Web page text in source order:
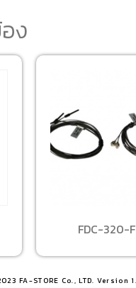
ง
FDC-320-F
FA-STORE Co., LTD. Version